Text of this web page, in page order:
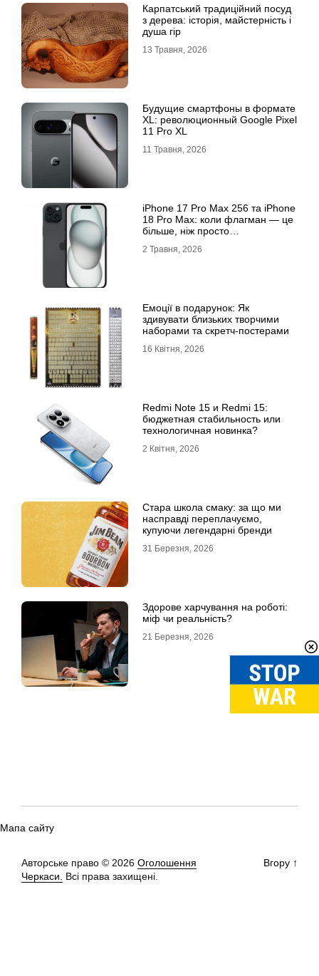
Карпатський традиційний посуд
з дерева: історія, майстерність і
душа гір
13 Травня, 2026
Будущие смартфоны в формате
XL: революционный Google Pixel
11 Pro XL
11 Травня, 2026
iРhone 17 Рro Мax 256 та iРhone
18 Рro Мax: коли флагман — це
більше, ніж просто
2 Травня, 2026
Емоції в подарунок: Як
здивувати близьких творчими
наборами та скретч-постерами
16 Квітня, 2026
Redmi Note 15 и Redmi 15:
бюджетная стабильность или
технологичная новинка?
2 Квітня, 2026
Стара школа смаку: за що ми
насправді переплачуємо,
купуючи легендарні бренди
31 Березня, 2026
Здорове харчування на роботі:
міф чи реальність?
21 Березня, 2026
Мапа сайту
Авторське право © 2026 Оголошення
Черкаси.
Всі права захищені.
Вгору ↑